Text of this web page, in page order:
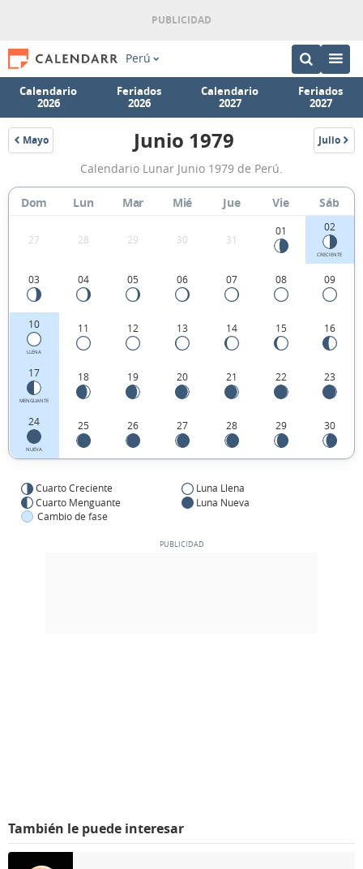
Perú
Calendario
2026
Feriados
2026
Calendario
2027
Feriados
2027
Mayo
1979
Calendario
Lunar
Junio
Perú.
Junio 1979 Julio
1979
Calendario Lunar Junio 1979 de Perú.
Dom Lun Mar Mié Jue Vie Sáb
27 28 29 30 31
01 02
CRECIENTE
03 04 05 06 07 08 09
10
LLENA
11 12 13 14 15 16
17
MENGUANTE
18 19 20 21 22 23
24
NUEVA
25 26 27 28 29 30
Cuarto Creciente
Luna Llena
Cuarto Menguante
Luna Nueva
Cambio de fase
También le puede interesar